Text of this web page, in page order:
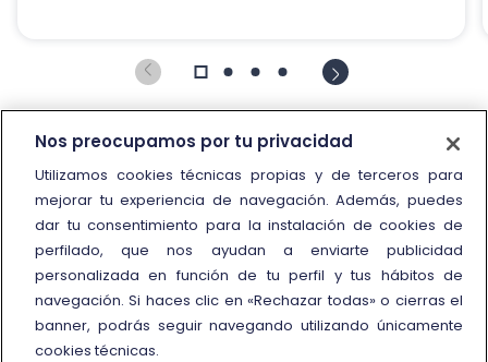
Información y contacto
Call Center
Nos preocupamos por tu privacidad
Utilizamos cookies técnicas propias y de terceros para
mejorar tu experiencia de navegación. Además, puedes
dar tu consentimiento para la instalación de cookies de
perfilado, que nos ayudan a enviarte publicidad
personalizada en función de tu perfil y tus hábitos de
navegación. Si haces clic en «Rechazar todas» o cierras el
banner, podrás seguir navegando utilizando únicamente
cookies técnicas.